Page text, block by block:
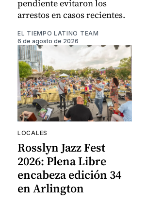
pendiente evitaron los
arrestos en casos recientes.
EL TIEMPO LATINO TEAM
6 de agosto de 2026
LOCALES
Rosslyn Jazz Fest
2026: Plena Libre
encabeza edición 34
en Arlington